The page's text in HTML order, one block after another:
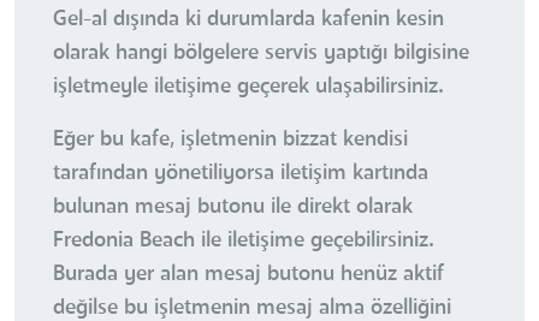
Gel-al dışında ki durumlarda kafenin kesin
olarak hangi bölgelere servis yaptığı bilgisine
işletmeyle iletişime geçerek ulaşabilirsiniz.
Eğer bu kafe, işletmenin bizzat kendisi
tarafından yönetiliyorsa iletişim kartında
bulunan mesaj butonu ile direkt olarak
Fredonia Beach ile iletişime geçebilirsiniz.
Burada yer alan mesaj butonu henüz aktif
değilse bu işletmenin mesaj alma özelliğini